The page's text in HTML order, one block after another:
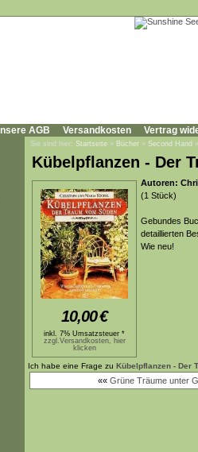
AGB Versandkosten Vertrag
Sie sind hier: Startseite » Bücher » Second Hand
Kübelpflanzen - Der
10,00€
inkl. 7% Umsatzsteuer *
zzgl.Versandkosten, hier
klicken
Autoren:
(1 Stück)
Gebundes
detaillierten
Wie neu!
Ich habe eine Frage zu Kübelpflanzen - Der
«« Grüne Träume unter